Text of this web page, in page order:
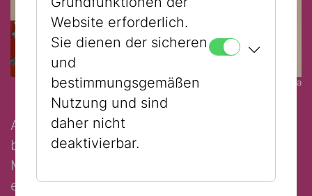
© Privatsammlung, Europa
Anlässlich von"Schule schaut Museum"
bietet das Jüdische Museum Wien am 4.
März 2026 um 9:00 Uhr und um 13:00 Uhr
einen kostenlosen Workshop in der
Website erforderlich.
Sie dienen der sicheren
und
bestimmungsgemäßen
Nutzung und sind
daher nicht
deaktivierbar.